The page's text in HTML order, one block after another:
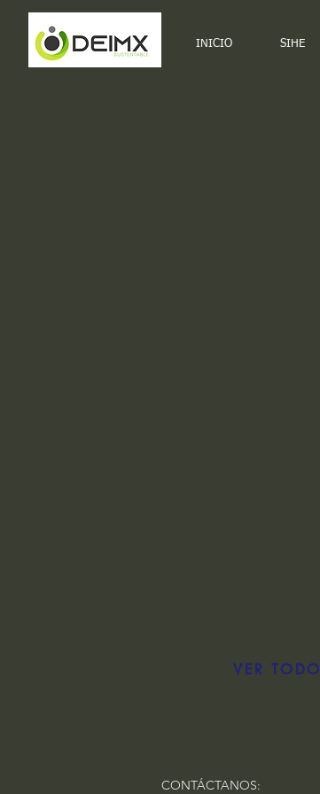
INICIO SIHE
CONTÁCTANOS:
VER TODO